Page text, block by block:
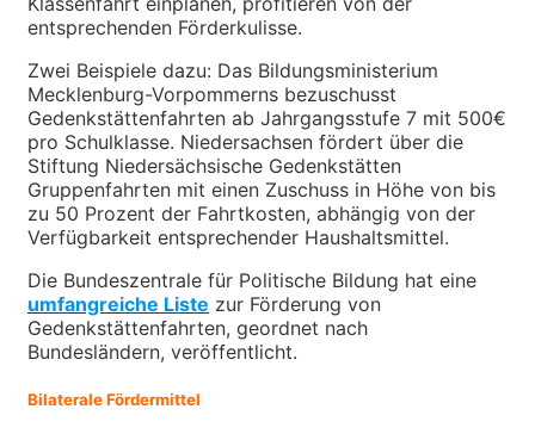
entsprechenden Förderkulisse.
Zwei Beispiele dazu: Das Bildungsministerium
Mecklenburg-Vorpommerns bezuschusst
Gedenkstättenfahrten ab Jahrgangsstufe 7 mit 500€
pro Schulklasse. Niedersachsen fördert über die
Stiftung Niedersächsische Gedenkstätten
Gruppenfahrten mit einen Zuschuss in Höhe von bis
zu 50 Prozent der Fahrtkosten, abhängig von der
Verfügbarkeit entsprechender Haushaltsmittel.
Die Bundeszentrale für Politische Bildung hat eine
umfangreiche Liste zur Förderung von
Gedenkstättenfahrten, geordnet nach
Bundesländern, veröffentlicht.
Bilaterale Fördermittel